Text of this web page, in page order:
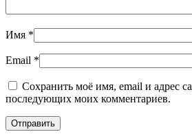
Имя *
Email *
Сохранить моё имя, email и адрес
последующих моих комментариев.